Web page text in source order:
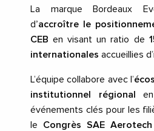
La marque Bordeaux
d’accroître le
CEB en visant un ratio de
internationales accueillies
L’équipe collabore avec l’
institutionnel régional
événements clés pour les
le Congrès SAE Aerotech